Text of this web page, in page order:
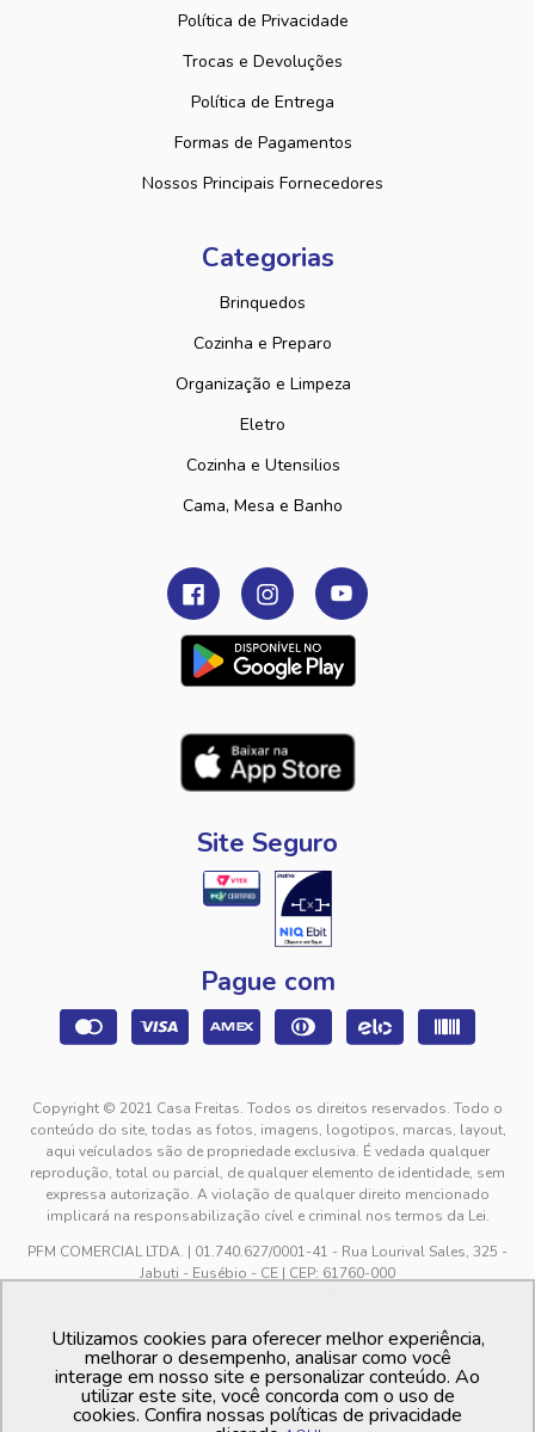
Política de Privacidade
Trocas e Devoluções
Política de Entrega
Formas de Pagamentos
Nossos Principais Fornecedores
Categorias
Brinquedos
Cozinha e Preparo
Organização e Limpeza
Eletro
Cozinha e Utensilios
Cama, Mesa e Banho
Site Seguro
Pague com
Copyright © 2021 Casa Freitas. Todos os direitos reservados. Todo o
conteúdo do site, todas as fotos, imagens, logotipos, marcas, layout,
aqui veículados são de propriedade exclusiva. É vedada qualquer
reprodução, total ou parcial, de qualquer elemento de identidade, sem
expressa autorização. A violação de qualquer direito mencionado
implicará na responsabilização cível e criminal nos termos da Lei.
PFM COMERCIAL LTDA. | 01.740.627/0001-41 - Rua Lourival Sales, 325 -
Jabuti - Eusébio - CE | CEP: 61760-000
feriados.
Os preços dos produtos estão sujeitos a alteração sem aviso prévio. O
preço valido é sempre o apresentado no momento da finalização da
compra, no carrinho de compras.
Utilizamos cookies para oferecer melhor experiência,
melhorar o desempenho, analisar como você
interage em nosso site e personalizar conteúdo. Ao
utilizar este site, você concorda com o uso de
cookies. Confira nossas políticas de privacidade